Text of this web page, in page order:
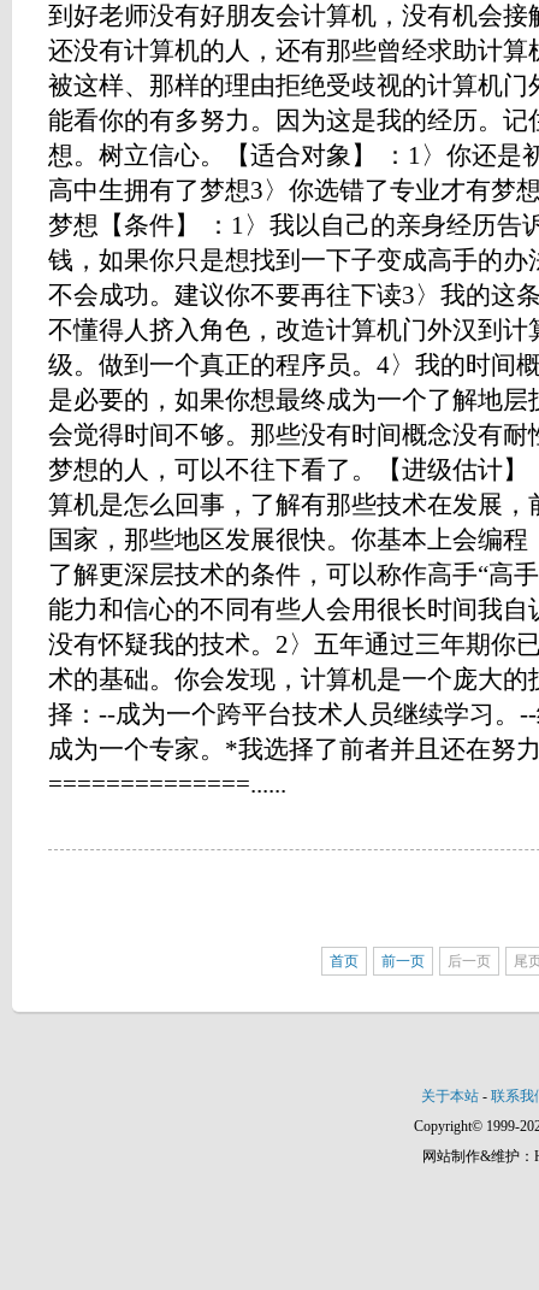
到好老师没有好朋友会计算机，没有机会
还没有计算机的人，还有那些曾经求助计
被这样、那样的理由拒绝受歧视的计算机
能看你的有多努力。因为这是我的经历。
想。树立信心。【适合对象】 ：1〉你还是
高中生拥有了梦想3〉你选错了专业才有梦
梦想【条件】 ：1〉我以自己的亲身经历告
钱，如果你只是想找到一下子变成高手的
不会成功。建议你不要再往下读3〉我的这
不懂得人挤入角色，改造计算机门外汉到
级。做到一个真正的程序员。4〉我的时间
是必要的，如果你想最终成为一个了解地
会觉得时间不够。那些没有时间概念没有
梦想的人，可以不往下看了。【进级估计】
算机是怎么回事，了解有那些技术在发展
国家，那些地区发展很快。你基本上会编
了解更深层技术的条件，可以称作高手“高
能力和信心的不同有些人会用很长时间我
没有怀疑我的技术。2〉五年通过三年期你
术的基础。你会发现，计算机是一个庞大
择：--成为一个跨平台技术人员继续学习。
成为一个专家。*我选择了前者并且还在努
==============......
首页 前一页 后一页 尾
关于本站 - 联系我
Copyright© 1999-
网站制作&维护